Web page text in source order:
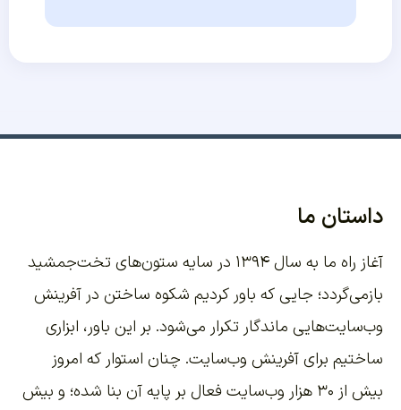
داستان ما
آغاز راه ما به سال ۱۳۹۴ در سایه ستون‌های تخت‌جمشید
بازمی‌گردد؛ جایی که باور کردیم شکوه ساختن در آفرینش
وب‌سایت‌هایی ماندگار تکرار می‌شود. بر این باور، ابزاری
ساختیم برای آفرینش وب‌سایت. چنان استوار که امروز
بیش از ۳۰ هزار وب‌سایت فعال بر پایه آن بنا شده؛ و بیش